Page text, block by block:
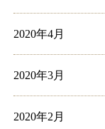
2020年4月
2020年3月
2020年2月